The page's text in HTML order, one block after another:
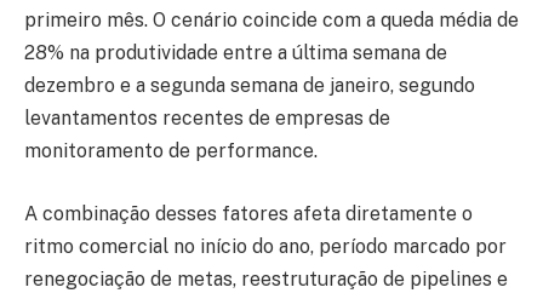
primeiro mês. O cenário coincide com a queda média de
28% na produtividade entre a última semana de
dezembro e a segunda semana de janeiro, segundo
levantamentos recentes de empresas de
monitoramento de performance.
A combinação desses fatores afeta diretamente o
ritmo comercial no início do ano, período marcado por
renegociação de metas, reestruturação de pipelines e